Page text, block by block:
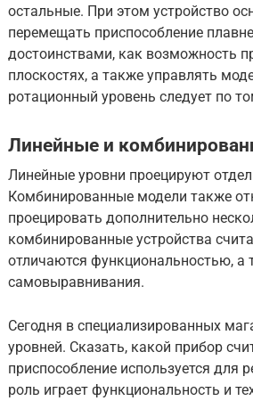
остальные. При этом устройство
перемещать приспособление
достоинствами, как возможность
плоскостях, а также управлять
ротационный уровень следует по
Линейные и
Линейные уровни проецируют
Комбинированные модели также
проецировать дополнительно
комбинированные устройства
отличаются функциональностью, а
самовыравнивания.
Сегодня в специализированных
уровней. Сказать, какой прибор
приспособление используется
роль играет функциональность и